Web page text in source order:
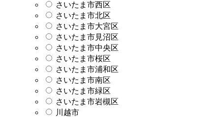
さいたま市西区
さいたま市北区
さいたま市大宮区
さいたま市見沼区
さいたま市中央区
さいたま市桜区
さいたま市浦和区
さいたま市南区
さいたま市緑区
さいたま市岩槻区
川越市